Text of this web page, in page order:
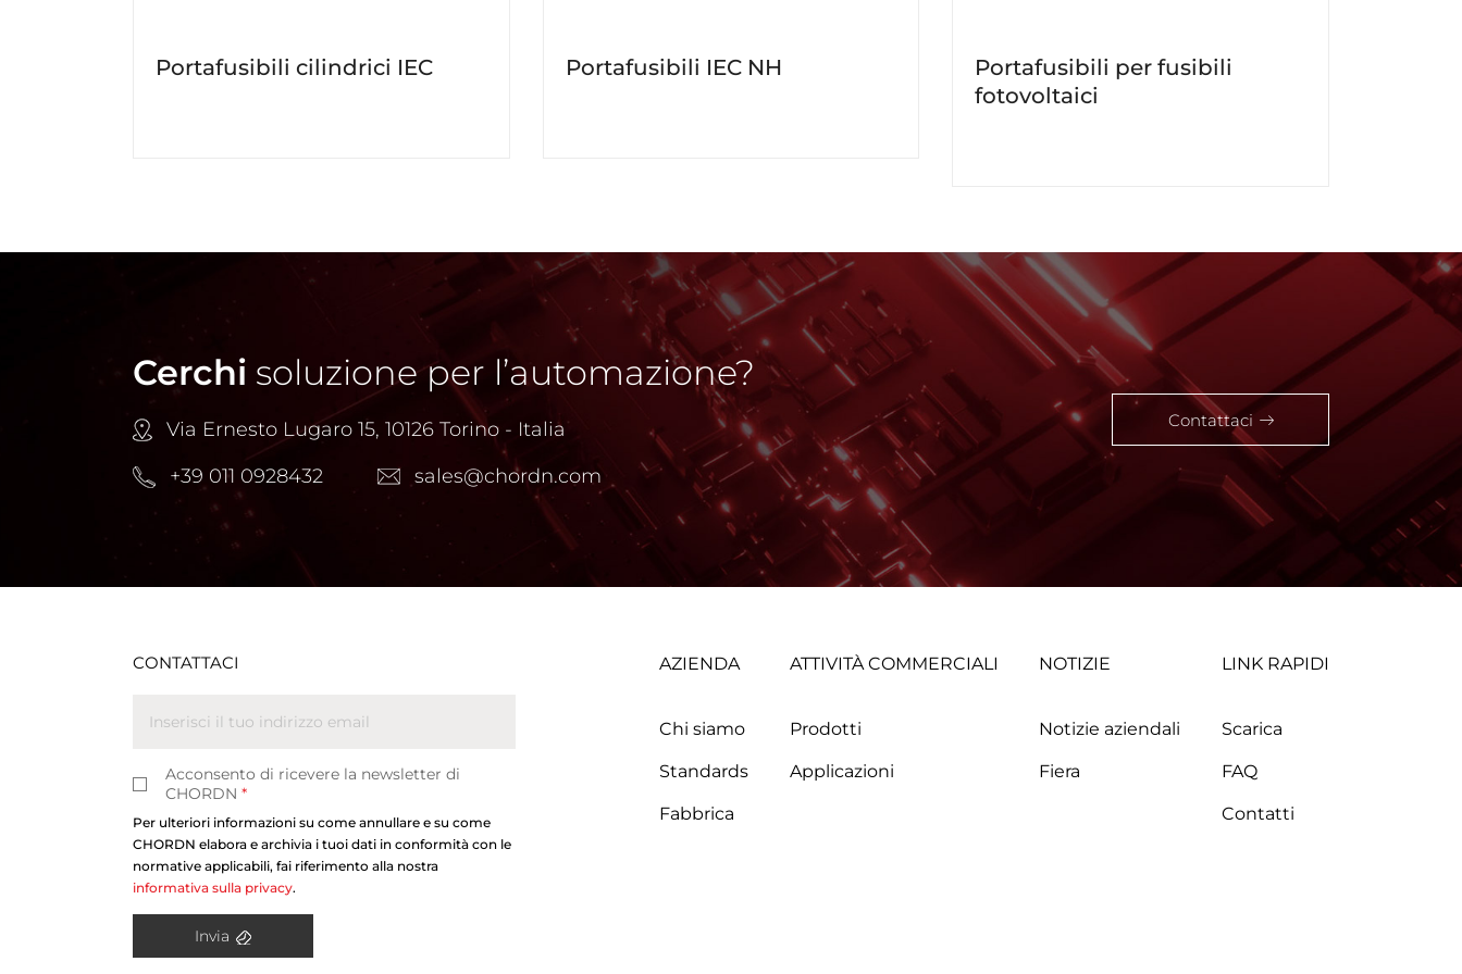
Portafusibili cilindrici IEC Portafusibili IEC NH
Portafusibili per fusibili
fotovoltaici
Cerchi soluzione per l’automazione?
Via Ernesto Lugaro 15, 10126 Torino - Italia
+39 011 0928432
sales@chordn.com
Contattaci
CONTATTACI
Acconsento di ricevere la newsletter di
CHORDN *
Per ulteriori informazioni su come annullare e su come
CHORDN elabora e archivia i tuoi dati in conformità con le
normative applicabili, fai riferimento alla nostra
informativa sulla privacy.
Invia
AZIENDA
Chi siamo
Standards
Fabbrica
ATTIVITÀ COMMERCIALI
Prodotti
Applicazioni
NOTIZIE
Notizie aziendali
Fiera
LINK RAPIDI
Scarica
FAQ
Contatti